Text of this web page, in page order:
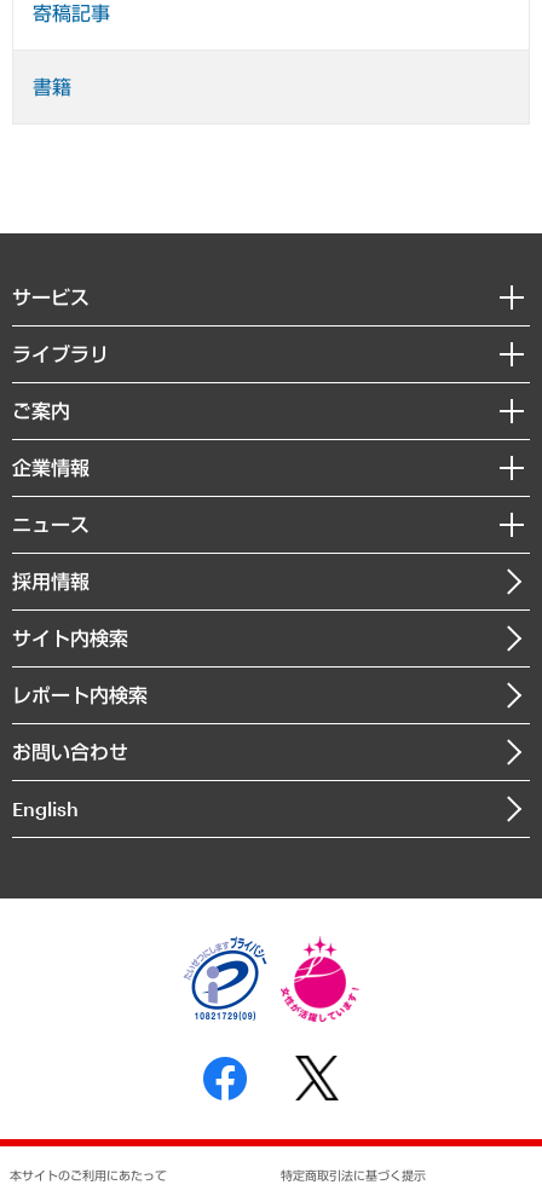
寄稿記事
書籍
サービス
経営戦略
組織・人事戦略
デジタルイノベーション
共生・ダイバーシティ
GRC（ガバナンス・リスク・コンプライアンス）・防災（政策）
経済・産業・雇用・労働
まちづくり・観光・交通・スポーツ・スマートシティ
自然資源・農林水産業・食料システム
ライブラリ
経済調査
レポート
コラム
経営用語集
受託・受注実績（官公庁関連）
メディア掲載・出演
ご案内
セミナー・イベント情報
MUFGビジネスセミナー
受託案件情報
企業情報
私たちの想い
社長メッセージ
会社概要
沿革
組織図・本部部室紹介
インドネシア現地法人
個人情報保護方針
反社会的勢力に対する基本方針
書面による個人情報の開示等の請求の手続きについて
ニュース
ニュースリリース
お知らせ
採用情報
サイト内検索
レポート内検索
お問い合わせ
English
本サイトのご利用にあたって 特定商取引法に基づく提示